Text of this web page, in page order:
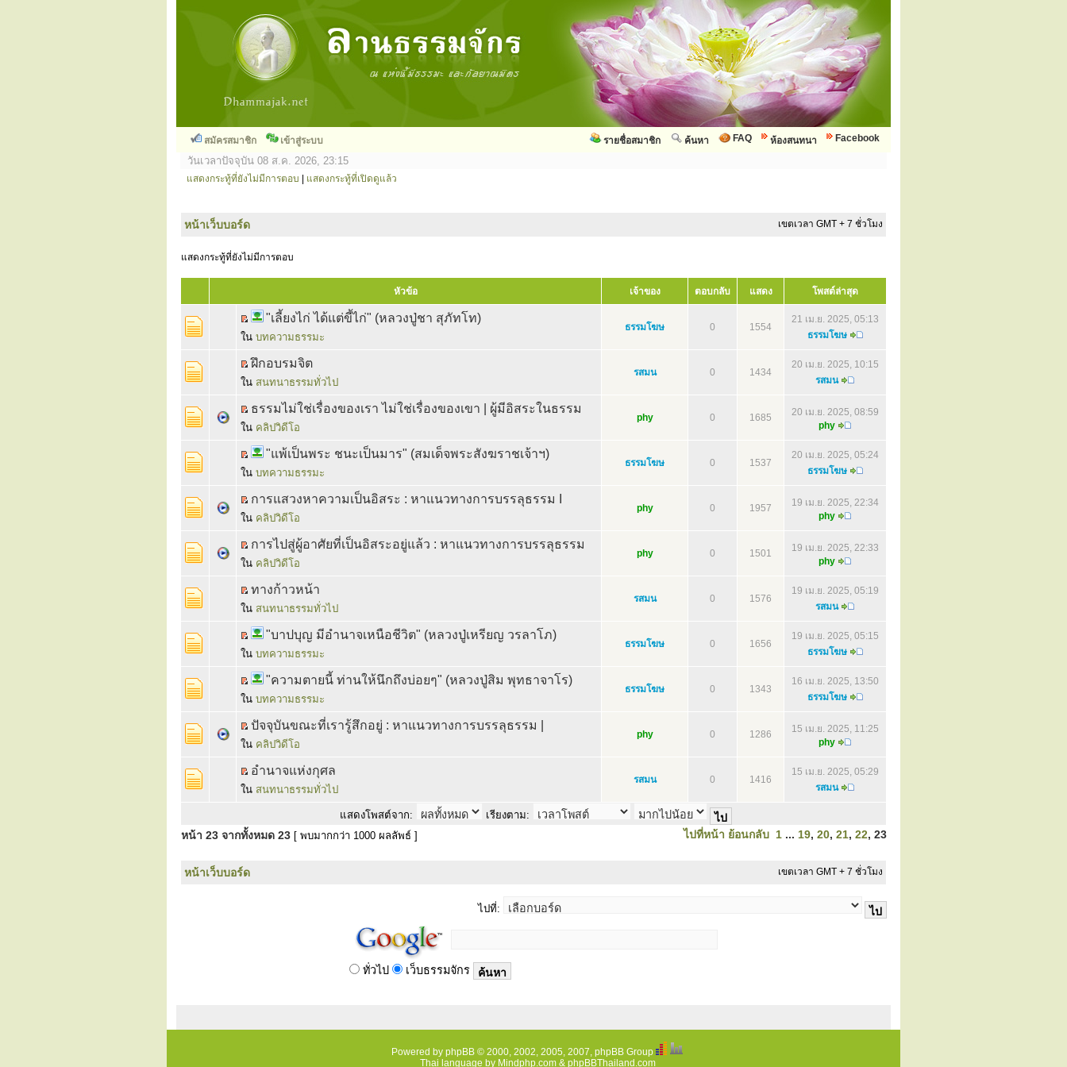
สมัครสมาชิก เข้าสู่ระบบ Facebook
ห้องสนทนา
FAQ
ค้นหา
รายชื่อสมาชิก
วันเวลาปัจจุบัน 08 ส.ค. 2026, 23:15
แสดงกระทู้ที่ยังไม่มีการตอบ แสดงกระทู้ที่เปิดดูแล้ว
หน้าเว็บบอร์ด เขตเวลา GMT + 7 ชั่วโมง
แสดงกระทู้ที่ยังไม่มีการตอบ
หัวข้อ เจ้าของ ตอบกลับ แสดง โพสต์ล่าสุด
"เลี้ยงไก่ ได้แต่ขี้ไก่" (หลวงปู่ชา สุภัทโท)
ใน บทความธรรมะ
ธรรมโฆษ 0 1554
21 เม.ย. 2025, 05:13
ธรรมโฆษ
ฝึกอบรมจิต
ใน สนทนาธรรมทั่วไป
รสมน 0 1434
20 เม.ย. 2025, 10:15
รสมน
ธรรมไม่ใช่เรื่องของเรา ไม่ใช่เรื่องของเขา | ผู้มีอิสระในธรรม
ใน คลิปวิดีโอ
phy 0 1685
20 เม.ย. 2025, 08:59
phy
"แพ้เป็นพระ ชนะเป็นมาร" (สมเด็จพระสังฆราชเจ้าฯ)
ใน บทความธรรมะ
ธรรมโฆษ 0 1537
20 เม.ย. 2025, 05:24
ธรรมโฆษ
การแสวงหาความเป็นอิสระ : หาแนวทางการบรรลุธรรม I
ใน คลิปวิดีโอ
phy 0 1957
19 เม.ย. 2025, 22:34
phy
การไปสู่ผู้อาศัยที่เป็นอิสระอยู่แล้ว : หาแนวทางการบรรลุธรรม
ใน คลิปวิดีโอ
phy 0 1501
19 เม.ย. 2025, 22:33
phy
ทางก้าวหน้า
ใน สนทนาธรรมทั่วไป
รสมน 0 1576
19 เม.ย. 2025, 05:19
รสมน
"บาปบุญ มีอำนาจเหนือชีวิต" (หลวงปู่เหรียญ วรลาโภ)
ใน บทความธรรมะ
ธรรมโฆษ 0 1656
19 เม.ย. 2025, 05:15
ธรรมโฆษ
"ความตายนี้ ท่านให้นึกถึงบ่อยๆ" (หลวงปู่สิม พุทธาจาโร)
ใน บทความธรรมะ
ธรรมโฆษ 0 1343
16 เม.ย. 2025, 13:50
ธรรมโฆษ
ปัจจุบันขณะที่เรารู้สึกอยู่ : หาแนวทางการบรรลุธรรม |
ใน คลิปวิดีโอ
phy 0 1286
15 เม.ย. 2025, 11:25
phy
อำนาจแห่งกุศล
ใน สนทนาธรรมทั่วไป
รสมน 0 1416
15 เม.ย. 2025, 05:29
รสมน
แสดงโพสต์จาก: เรียงตาม:
หน้า 23 จากทั้งหมด 23 [ พบมากกว่า 1000 ผลลัพธ์ ] ไปที่หน้า ย้อนกลับ 1 ... 19, 20, 21, 22, 23
หน้าเว็บบอร์ด เขตเวลา GMT + 7 ชั่วโมง
ไปที่:
ทั่วไป เว็บธรรมจักร
Powered by phpBB © 2000, 2002, 2005, 2007, phpBB Group
Thai language by Mindphp.com& phpBBThailand.com